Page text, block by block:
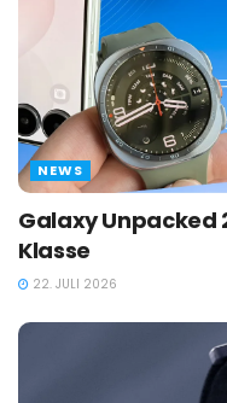
NEWS
Galaxy Unpacked
Klasse
22. JULI 2026